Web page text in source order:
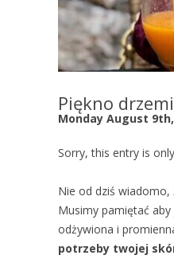
Piękno
Monday August 9th,
Sorry, this entry is
Nie od dziś wiadomo,
Musimy pamiętać
odżywiona i
potrzeby twojej